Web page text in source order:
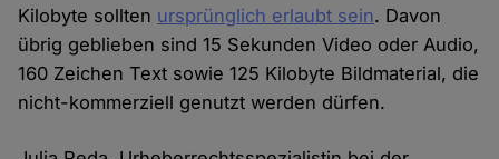
Kilobyte sollten ursprünglich erlaubt sein. Davon
übrig geblieben sind 15 Sekunden Video oder Audio,
160 Zeichen Text sowie 125 Kilobyte Bildmaterial, die
nicht-kommerziell genutzt werden dürfen.